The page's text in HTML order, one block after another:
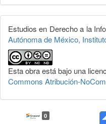
Estudios en Derecho a la
Autónoma de México,
Esta obra está bajo una
Commons Atribución-
0